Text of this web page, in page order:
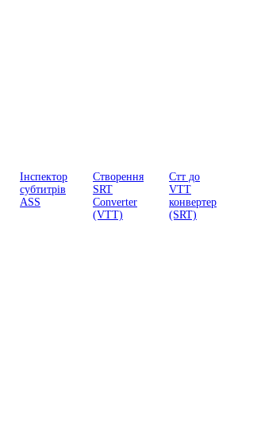
Інспектор
субтитрів
ASS
Створення
SRT
Converter
(VTT)
Стт до
VTT
конвертер
(SRT)